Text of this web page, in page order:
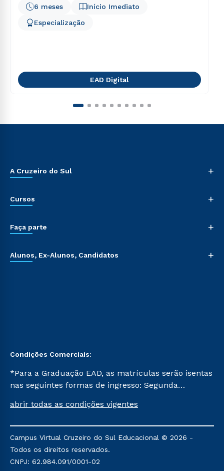
Início Imediato
6 meses
Especialização
EAD Digital
A Cruzeiro do Sul +
Cursos +
Faça parte +
Alunos, Ex-Alunos, Candidatos +
Condições Comerciais:
*Para a Graduação EAD, as matrículas serão isentas
nas seguintes formas de ingresso: Segunda
Já para as demais, a taxa de matrícula será de R$
mencionadas são referentes aos cursos: Ensino
Religioso, Geografia para a Docência e Metodologia
do Ensino de História: Questões Atuais.
abrir todas as condições vigentes
Campus Virtual Cruzeiro do Sul Educacional © 2026 -
Todos os direitos reservados.
CNPJ: 62.984.091/0001-02